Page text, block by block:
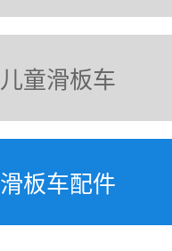
儿童滑板车
滑板车配件